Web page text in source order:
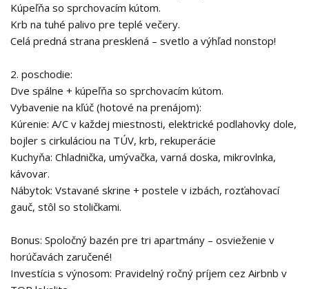
Kúpeľňa so sprchovacím kútom.
Krb na tuhé palivo pre teplé večery.
Celá predná strana presklená – svetlo a výhľad nonstop!
2. poschodie:
Dve spálne + kúpeľňa so sprchovacím kútom.
Vybavenie na kľúč (hotové na prenájom):
Kúrenie: A/C v každej miestnosti, elektrické podlahovky dole,
bojler s cirkuláciou na TÚV, krb, rekuperácie
Kuchyňa: Chladnička, umývačka, varná doska, mikrovlnka,
kávovar.
Nábytok: Vstavané skrine + postele v izbách, rozťahovací
gauč, stôl so stoličkami.
Bonus: Spoločný bazén pre tri apartmány – osvieženie v
horúčavách zaručené!
Investícia s výnosom: Pravidelný ročný príjem cez Airbnb v